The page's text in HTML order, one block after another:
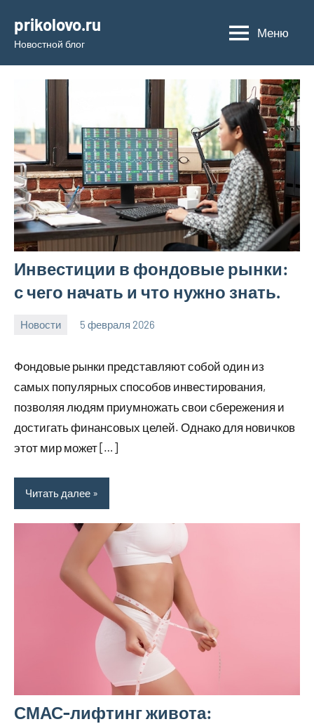
содержимому
prikolovo.ru
Новостной блог
Меню
Инвестиции в фондовые рынки:
с чего начать и что нужно знать.
Новости 5 февраля 2026
Фондовые рынки представляют собой один из
самых популярных способов инвестирования,
позволяя людям приумножать свои сбережения и
достигать финансовых целей. Однако для новичков
этот мир может […]
Читать далее
СМАС-лифтинг живота: